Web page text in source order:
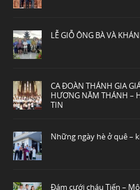
LỄ GIỖ ÔNG BÀ VÀ
CA ĐOÀN THÁNH GIA
HƯƠNG NĂM THÁNH –
TIN
Những ngày hè ở quê –
Đám cưới cháu Tiến –